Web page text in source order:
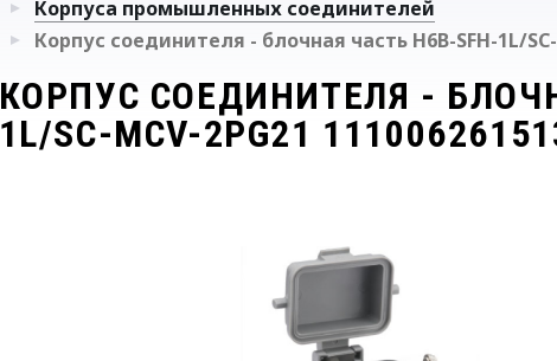
Корпуса промышленных соединителей
Корпус соединителя - блочная часть H6B-SFH-1L/SC-
КОРПУС СОЕДИНИТЕЛЯ -
1L/SC-MCV-2PG21